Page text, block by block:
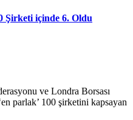
Şirketi içinde 6. Oldu
ve Londra Borsası
parlak’ 100 şirketini kapsayan